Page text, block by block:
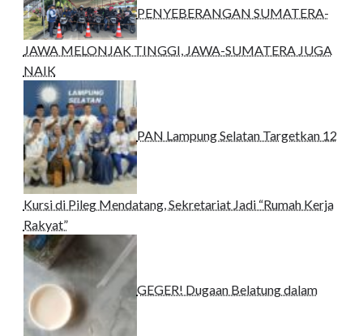
PENYEBERANGAN SUMATERA-
JAWA MELONJAK TINGGI, JAWA-SUMATERA JUGA
NAIK
PAN Lampung Selatan Targetkan 12
Kursi di Pileg Mendatang, Sekretariat Jadi “Rumah Kerja
Rakyat”
GEGER! Dugaan Belatung dalam